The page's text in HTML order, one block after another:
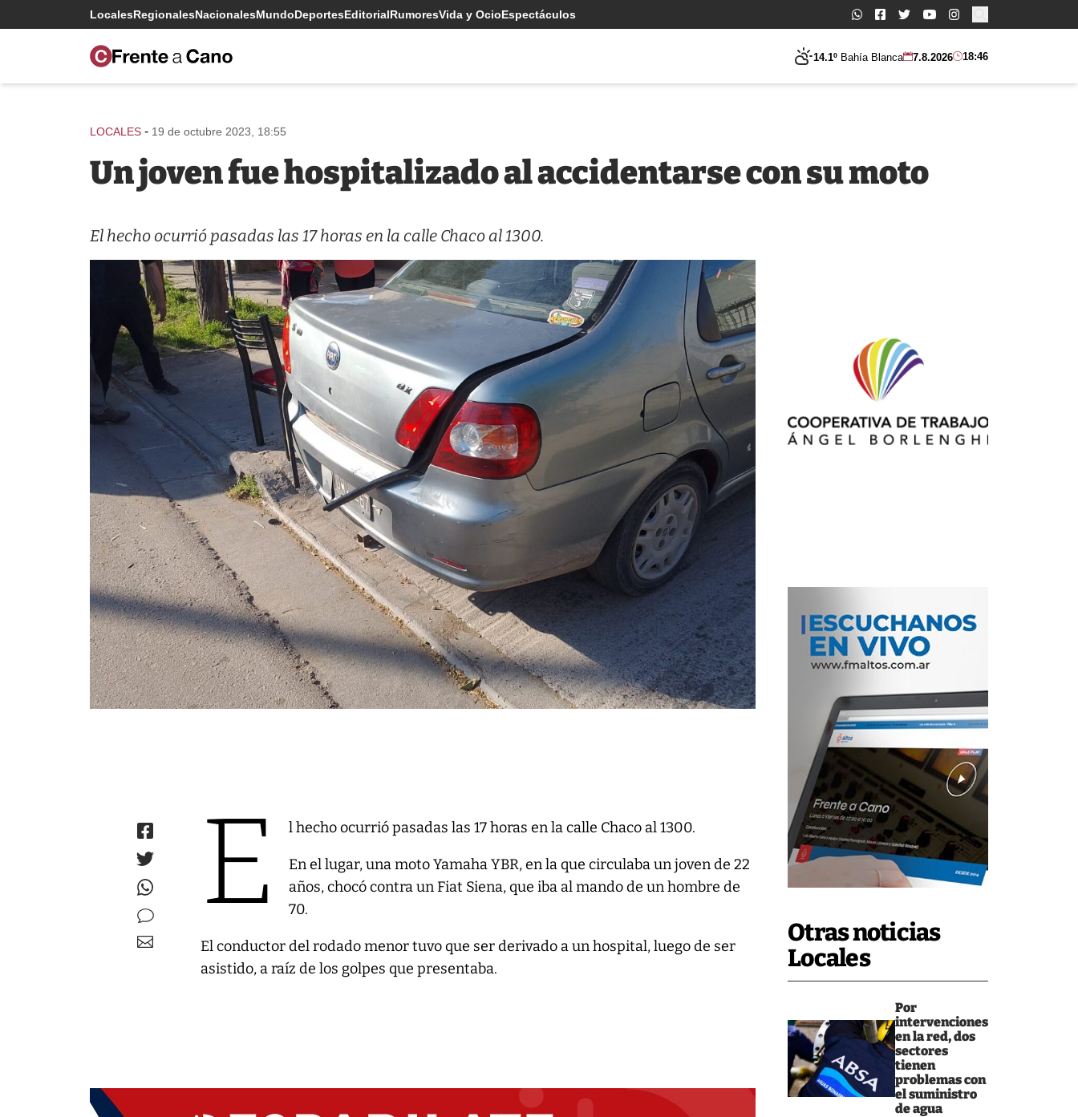
LocalesRegionalesNacionalesMundoDeportesEditorialRumoresVida y OcioEspectáculos Buscar:
14.1º Bahía Blanca 7.8.2026 18:46
Otras noticias
Locales
Por
intervenciones
en la red, dos
sectores
tienen
problemas con
el suministro
de agua
LOCALES - 19 de octubre 2023, 18:55
Un joven fue hospitalizado al accidentarse con su moto
El hecho ocurrió pasadas las 17 horas en la calle Chaco al 1300.
E l hecho ocurrió pasadas las 17 horas en la calle Chaco al 1300.
En el lugar, una moto Yamaha YBR, en la que circulaba un joven de 22
años, chocó contra un Fiat Siena, que iba al mando de un hombre de
70.
El conductor del rodado menor tuvo que ser derivado a un hospital, luego de ser
asistido, a raíz de los golpes que presentaba.